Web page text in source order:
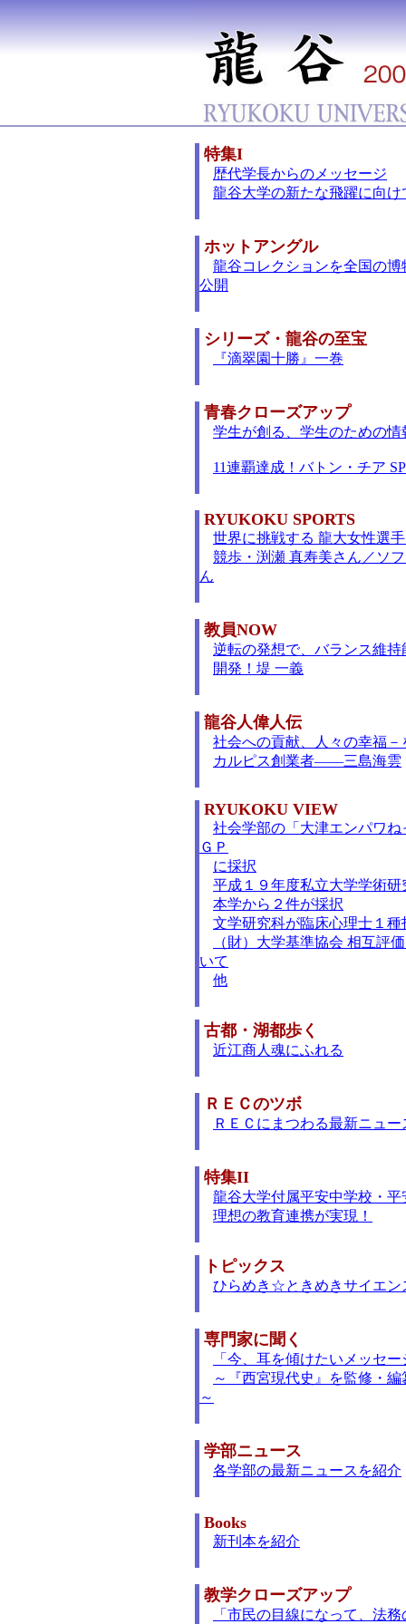
特集I
歴代学長からのメッセージ
龍谷大学の新たな飛躍に向け
ホットアングル
龍谷コレクションを全国の
公開
シリーズ・龍谷の至宝
『滴翠園十勝』一巻
青春クローズアップ
学生が創る、学生のための情
11連覇達成！バトン・チア
RYUKOKU SPORTS
世界に挑戦する 龍大女性選
競歩・渕瀬 真寿美さん／ソ
ん
教員NOW
逆転の発想で、バランス維
開発！堤 一義
龍谷人偉人伝
社会への貢献、人々の幸福－
カルピス創業者――三島海雲
RYUKOKU VIEW
社会学部の「大津エンパワ
ＧＰ
に採択
平成１９年度私立大学学術
本学から２件が採択
文学研究科が臨床心理士１種
（財）大学基準協会 相互評
いて
他
古都・湖都歩く
近江商人魂にふれる
ＲＥＣのツボ
ＲＥＣにまつわる最新ニュー
特集II
龍谷大学付属平安中学校・平
理想の教育連携が実現！
トピックス
ひらめき☆ときめきサイエン
専門家に聞く
「今、耳を傾けたいメッセー
～『西宮現代史』を監修・
～
学部ニュース
各学部の最新ニュースを紹介
Books
新刊本を紹介
教学クローズアップ
「市民の目線になって、法